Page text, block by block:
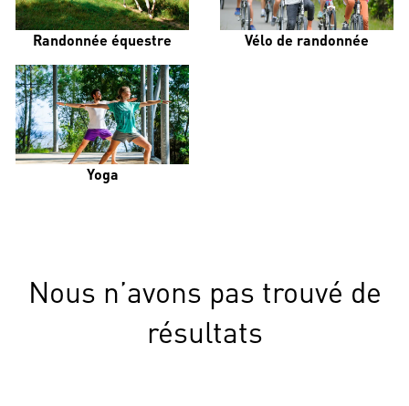
Randonnée équestre Vélo de randonnée
Yoga
Nous n’avons pas trouvé de
résultats